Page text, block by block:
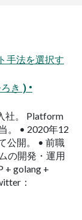
法を選択す
き ) •
社。 Platform
。 • 2020年12
公開。 • 前職
の開発・運用
+ golang +
：